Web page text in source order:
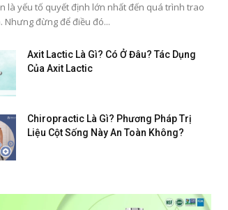
là yếu tố quyết định lớn nhất đến quá trình trao
Nhưng đừng để điều đó...
Axit Lactic Là Gì? Có Ở Đâu? Tác Dụng
Của Axit Lactic
Chiropractic Là Gì? Phương Pháp Trị
Liệu Cột Sống Này An Toàn Không?